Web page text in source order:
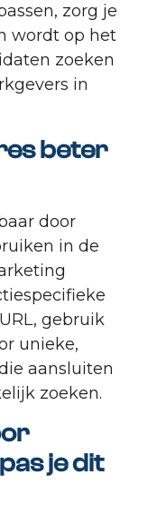
zorg je
wordt op het
zoeken
in
beter
door
in de
gebruik
unieke,
aansluiten
zoeken.
je dit